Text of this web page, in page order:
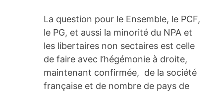
La question pour le Ensemble, le PCF,
le PG, et aussi la minorité du NPA et
les libertaires non sectaires est celle
de faire avec l’hégémonie à droite,
maintenant confirmée, de la société
française et de nombre de pays de